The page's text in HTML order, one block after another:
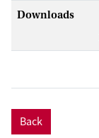
Downloads
Back